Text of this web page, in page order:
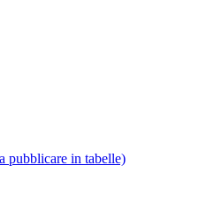
pubblicare in tabelle)